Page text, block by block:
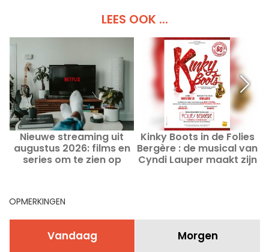
LEES OOK ...
Nieuwe streaming uit
augustus 2026: films en
series om te zien op
Kinky Boots in de Folies
Bergère : de musical van
Cyndi Lauper maakt zijn
OPMERKINGEN
Vandaag Morgen